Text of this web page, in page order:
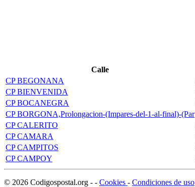
Calle
CP BEGONANA
CP BIENVENIDA
CP BOCANEGRA
CP BORGONA,Prolongacion-(Impares-del-1-al-final)-(Par
CP CALERITO
CP CAMARA
CP CAMPITOS
CP CAMPOY
© 2026 Codigospostal.org - - Cookies - Condiciones de uso